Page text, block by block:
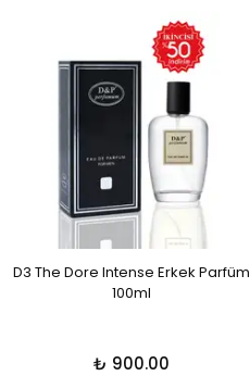
D3 The Dore Intense Erkek Parfüm
100ml
₺ 900.00